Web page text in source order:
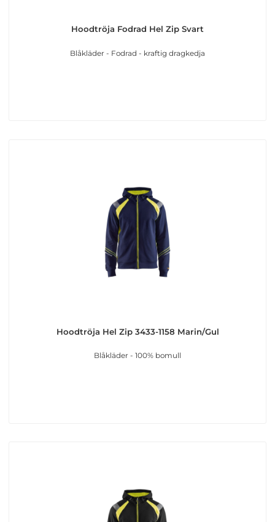
Hoodtröja Fodrad Hel Zip Svart
Blåkläder - Fodrad - kraftig dragkedja
Hoodtröja Hel Zip 3433-1158 Marin/Gul
Blåkläder - 100% bomull